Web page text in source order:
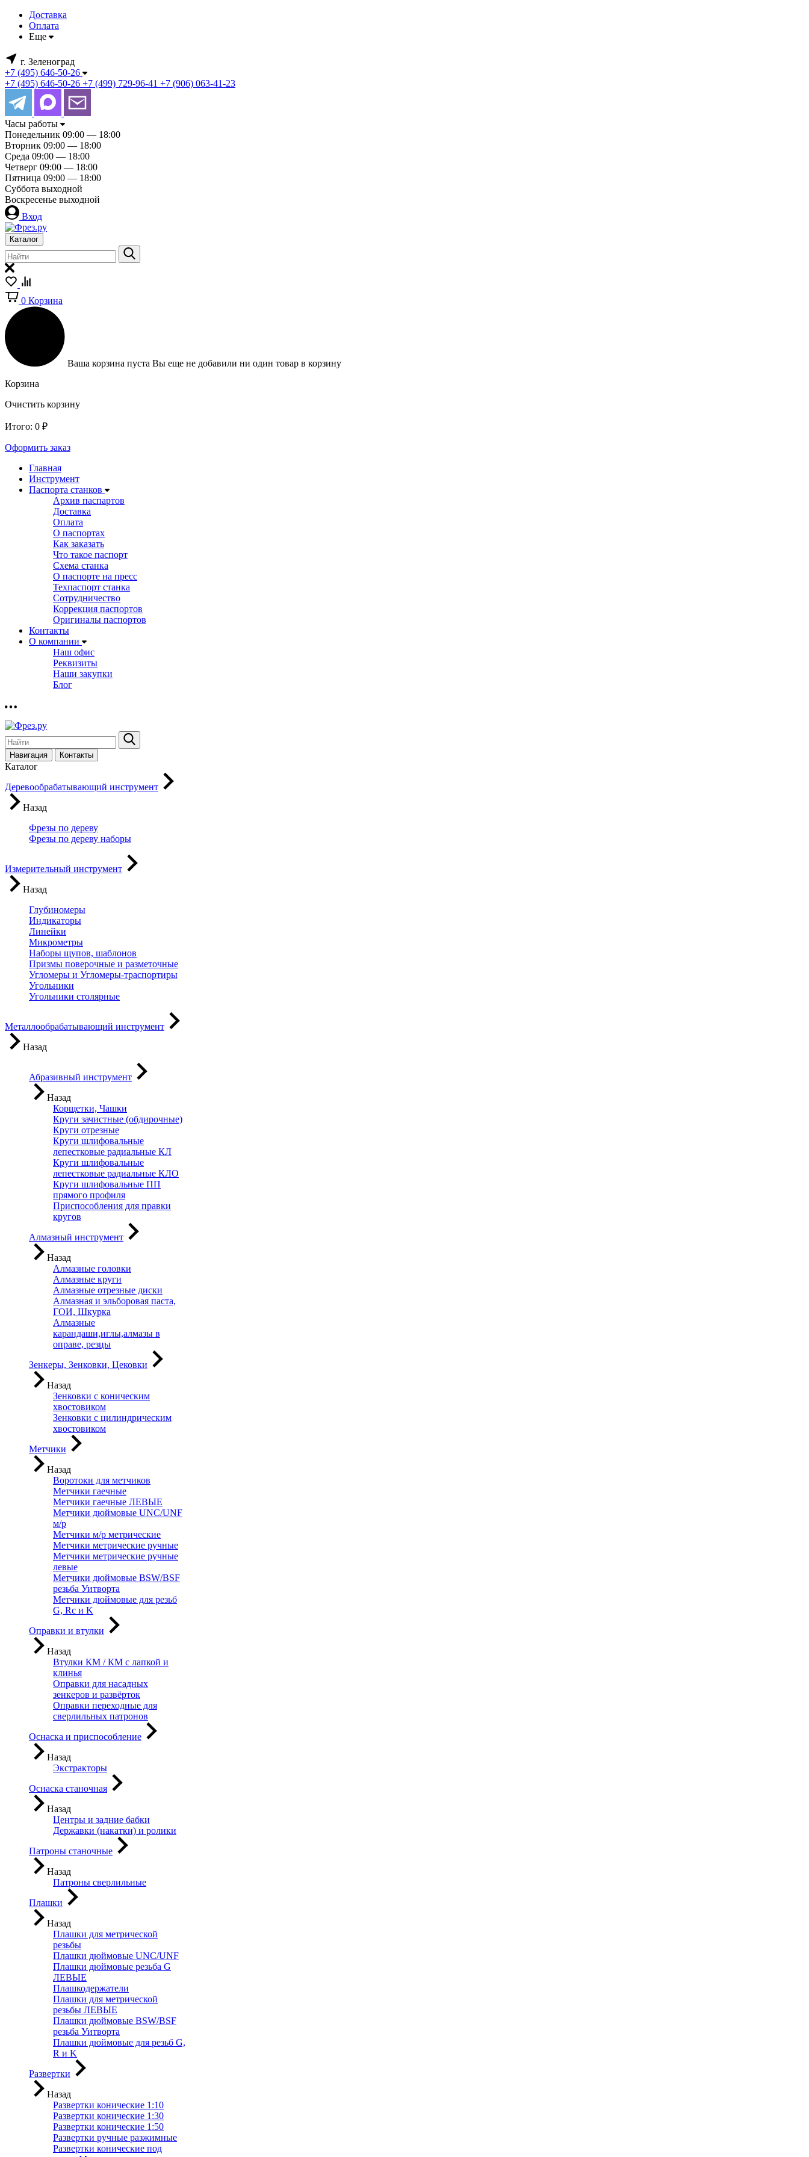
Доставка
Оплата
Еще
г. Зеленоград
+7 (495) 646-50-26
+7 (495) 646-50-26 +7 (499) 729-96-41 +7 (906) 063-41-23
Часы работы
Понедельник 09:00 — 18:00
Вторник 09:00 — 18:00
Среда 09:00 — 18:00
Четверг 09:00 — 18:00
Пятница 09:00 — 18:00
Суббота выходной
Воскресенье выходной
Вход
Каталог
0 Корзина
Ваша корзина пуста Вы еще не добавили ни один товар в корзину
Корзина
Очистить корзину
Итого: 0 ₽
Оформить заказ
Главная
Инструмент
Паспорта станков
Архив паспартов
Доставка
Оплата
О паспортах
Как заказать
Что такое паспорт
Схема станка
О паспорте на пресс
Техпаспорт станка
Сотрудничество
Коррекция паспортов
Оригиналы паспортов
Контакты
О компании
Наш офис
Реквизиты
Наши закупки
Блог
Навигация Контакты
Каталог
Деревообрабатывающий инструмент
Назад
Фрезы по дереву
Фрезы по дереву наборы
Измерительный инструмент
Назад
Глубиномеры
Индикаторы
Линейки
Микрометры
Наборы щупов, шаблонов
Призмы поверочные и разметочные
Угломеры и Угломеры-траспортиры
Угольники
Угольники столярные
Металлообрабатывающий инструмент
Назад
Абразивный инструмент
Назад
Корщетки, Чашки
Круги зачистные (обдирочные)
Круги отрезные
Круги шлифовальные
лепестковые радиальные КЛ
Круги шлифовальные
лепестковые радиальные КЛО
Круги шлифовальные ПП
прямого профиля
Приспособления для правки
кругов
Алмазный инструмент
Назад
Алмазные головки
Алмазные круги
Алмазные отрезные диски
Алмазная и эльборовая паста,
ГОИ, Шкурка
Алмазные
карандаши,иглы,алмазы в
оправе, резцы
Зенкеры, Зенковки, Цековки
Назад
Зенковки с коническим
хвостовиком
Зенковки с цилиндрическим
хвостовиком
Метчики
Назад
Воротоки для метчиков
Метчики гаечные
Метчики гаечные ЛЕВЫЕ
Метчики дюймовые UNC/UNF
м/р
Метчики м/р метрические
Метчики метрические ручные
Метчики метрические ручные
левые
Метчики дюймовые BSW/BSF
резьба Уитворта
Метчики дюймовые для резьб
G, Rc и K
Оправки и втулки
Назад
Втулки КМ / КМ с лапкой и
клинья
Оправки для насадных
зенкеров и развёрток
Оправки переходные для
сверлильных патронов
Оснаска и приспособление
Назад
Экстракторы
Оснаска станочная
Назад
Центры и задние бабки
Державки (накатки) и ролики
Патроны станочные
Назад
Патроны сверлильные
Плашки
Назад
Плашки для метрической
резьбы
Плашки дюймовые UNC/UNF
Плашки дюймовые резьба G
ЛЕВЫЕ
Плашкодержатели
Плашки для метрической
резьбы ЛЕВЫЕ
Плашки дюймовые BSW/BSF
резьба Уитворта
Плашки дюймовые для резьб G,
R и K
Развертки
Назад
Развертки конические 1:10
Развертки конические 1:30
Развертки конические 1:50
Развертки ручные разжимные
Развертки конические под